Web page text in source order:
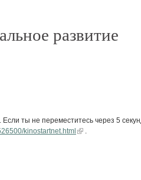
развитие
ты не переместитесь через 5
kinostartnet.html